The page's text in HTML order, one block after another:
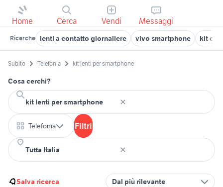
Home Cerca Vendi Messaggi
Ricerche lenti a contatto giornaliere vivo smartphone kit
Subito Telefonia kit lenti per smartphone
Cosa cerchi?
Telefonia Filtri
Salva ricerca Dal più rilevante